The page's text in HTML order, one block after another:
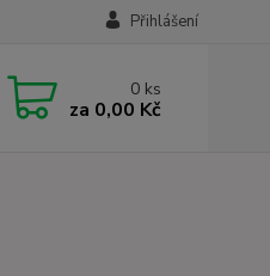
Přihlášení
0 ks
za 0,00 Kč